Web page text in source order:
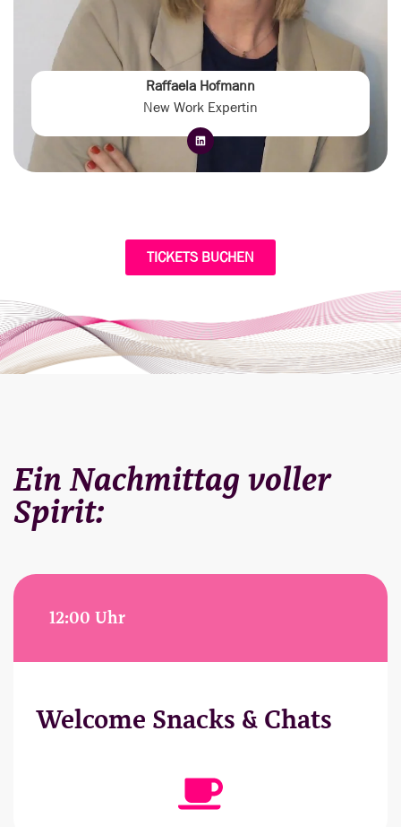
Raffaela Hofmann
New Work Expertin
TICKETS BUCHEN
Ein Nachmittag voller
Spirit:
12:00 Uhr
Welcome Snacks & Chats